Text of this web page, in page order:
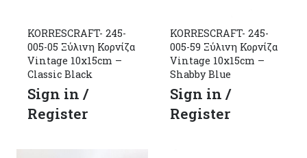
KORRESCRAFT- 245-
005-05 Ξύλινη Κορνίζα
Vintage 10x15cm –
Classic Black
Sign in /
Register
KORRESCRAFT- 245-
005-59 Ξύλινη Κορνίζα
Vintage 10x15cm –
Shabby Blue
Sign in /
Register